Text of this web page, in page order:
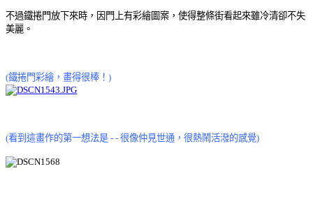
不過鐵捲門放下來時，因門上有彩繪圖案，使得整條街看起來雖冷清卻不失
美麗。
(鐵捲門彩繪，畫得很棒！)
(看到這畫作的第一想法是 - - 很像仲見世通，很熱鬧活潑的感覺)